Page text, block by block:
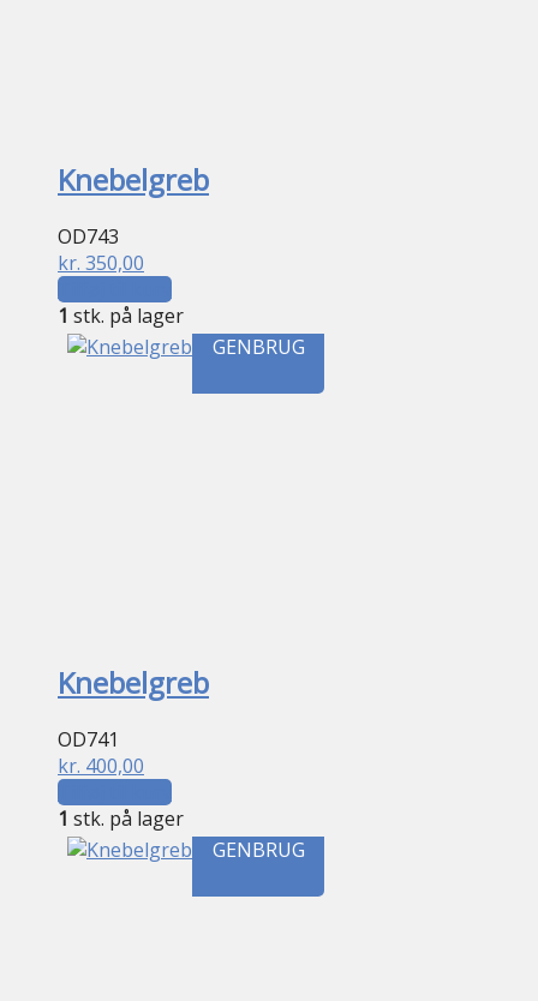
Knebelgreb
OD743
kr. 350,00
Tilføj til kurv
1 stk. på lager
GENBRUG
Knebelgreb
OD741
kr. 400,00
Tilføj til kurv
1 stk. på lager
GENBRUG